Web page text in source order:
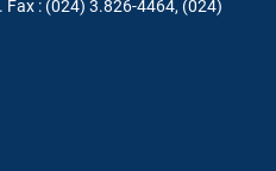
: (024) 3.826-4464, (024)